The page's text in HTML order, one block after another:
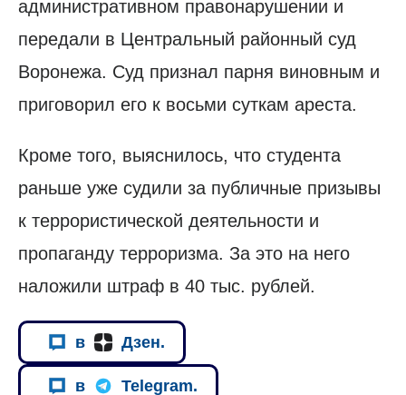
административном правонарушении и
передали в Центральный районный суд
Воронежа. Суд признал парня виновным и
приговорил его к восьми суткам ареста.
Кроме того, выяснилось, что студента
раньше уже судили за публичные призывы
к террористической деятельности и
пропаганду терроризма. За это на него
наложили штраф в 40 тыс. рублей.
в Дзен.
в Telegram.